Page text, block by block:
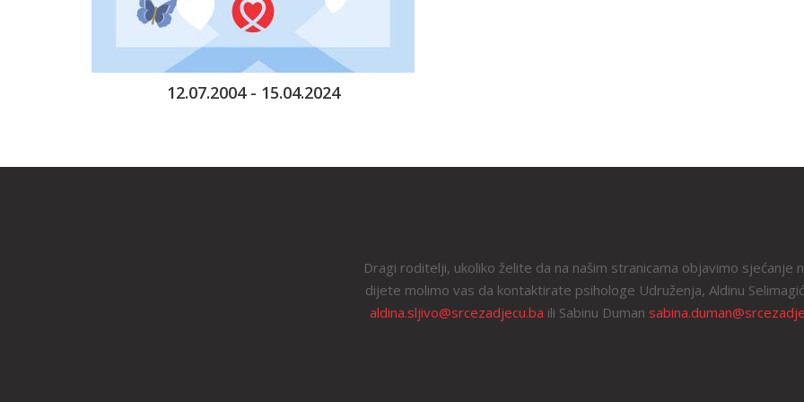
12.07.2004 - 15.04.2024
Dragi roditelji, ukoliko želite da na našim stranicama objavimo sjećanje
dijete molimo vas da kontaktirate psihologe Udruženja, Aldinu
aldina.sljivo@srcezadjecu.ba ili Sabinu Duman